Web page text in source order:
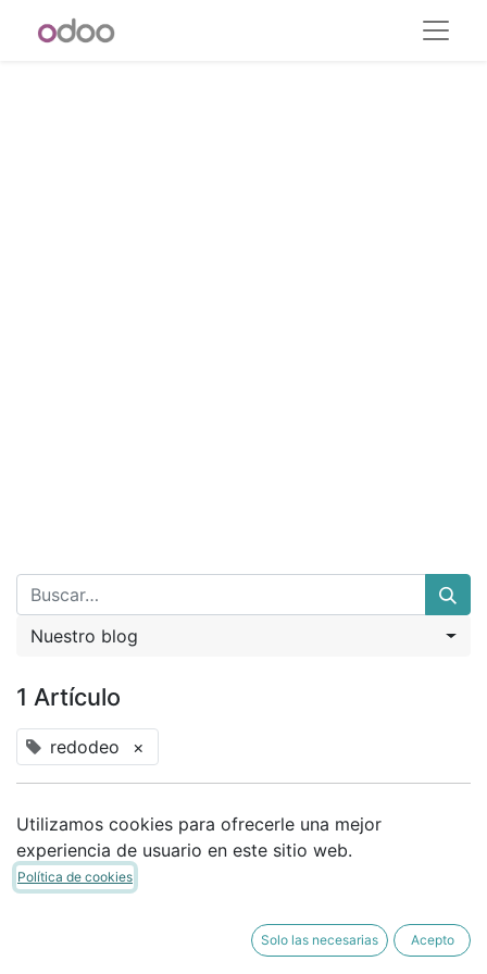
Nuestro blog
1 Artículo
redodeo ×
Libro de Compra/Venta
28-08-2016
Utilizamos cookies para ofrecerle una mejor
experiencia de usuario en este sitio web.
Política de cookies
Solo las necesarias Acepto